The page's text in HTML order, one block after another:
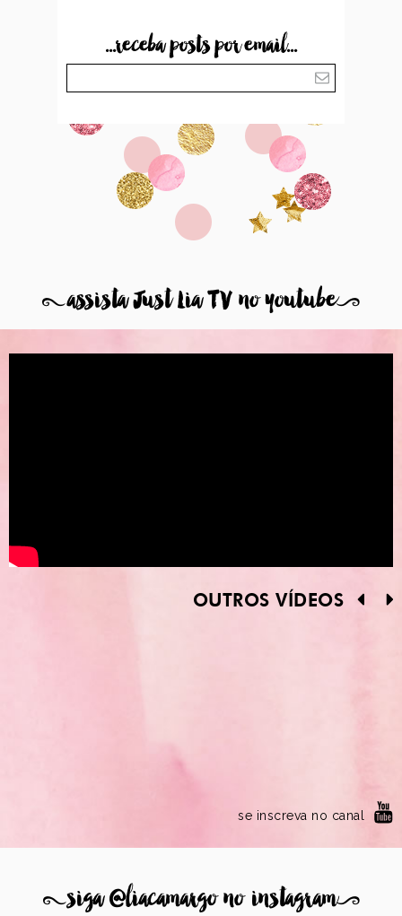
...receba posts por email...
8assista Just Lia TV no youtube9
OUTROS VÍDEOS
se inscreva no canal
8siga @liacamargo no instagram9